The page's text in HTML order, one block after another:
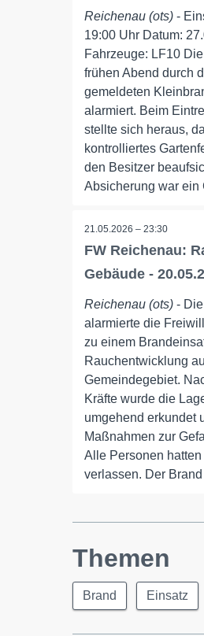
Reichenau (ots) -
19:00 Uhr Datum:
Fahrzeuge: LF10
frühen Abend durch
gemeldeten
alarmiert. Beim
stellte sich heraus,
kontrolliertes
den Besitzer
Absicherung war ein
21.05.2026 – 23:30
FW Reichenau:
Gebäude -
Reichenau (ots) -
alarmierte die
zu einem
Rauchentwicklung
Gemeindegebiet.
Kräfte wurde die
umgehend erkundet
Maßnahmen zur
Alle Personen
verlassen. Der
Themen
Brand Einsatz